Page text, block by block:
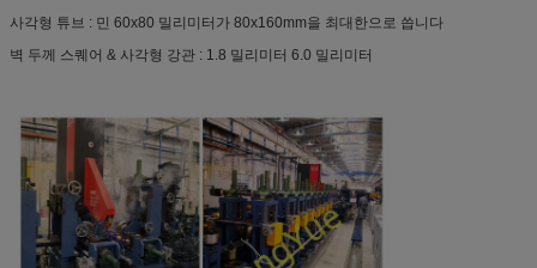
사각형 튜브 : 민 60x80 밀리미터가 80x160mm을 최대한으로 씁니다
벽 두께 스퀘어 & 사각형 강관 : 1.8 밀리미터 6.0 밀리미터